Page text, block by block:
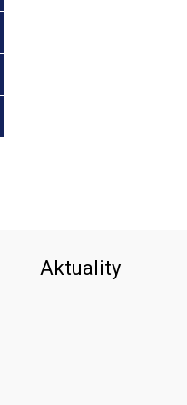
Aktuality